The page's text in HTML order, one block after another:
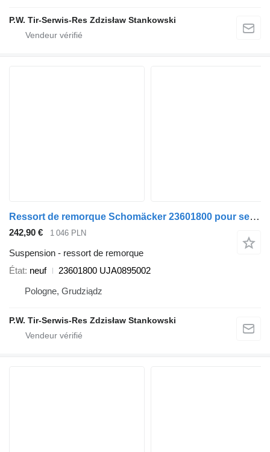
P.W. Tir-Serwis-Res Zdzisław Stankowski
Ressort de remorque Schomäcker 23601800 pour semi-remorque Fruehauf
242,90 € 1 046 PLN
Suspension - ressort de remorque
État neuf
23601800 UJA0895002
Pologne, Grudziądz
P.W. Tir-Serwis-Res Zdzisław Stankowski